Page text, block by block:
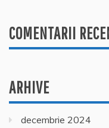
COMENTARII
ARHIVE
decembrie 2024